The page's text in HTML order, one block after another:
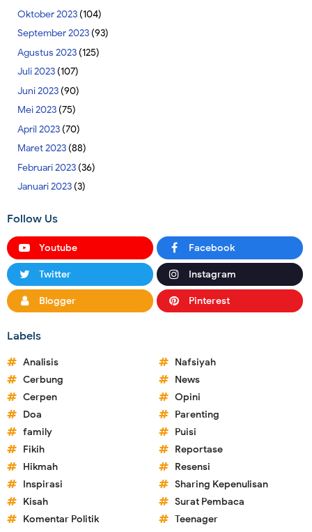
Oktober 2023(104)
September 2023(93)
Agustus 2023(125)
Juli 2023(107)
Juni 2023(90)
Mei 2023(75)
April 2023(70)
Maret 2023(88)
Februari 2023(36)
Januari 2023(3)
Follow Us
Youtube Facebook
Twitter Instagram
Blogger Pinterest
Labels
Analisis
Cerbung
Cerpen
Doa
family
Fikih
Hikmah
Inspirasi
Kisah
Komentar Politik
Nafsiyah
News
Opini
Parenting
Puisi
Reportase
Resensi
Sharing Kepenulisan
Surat Pembaca
Teenager